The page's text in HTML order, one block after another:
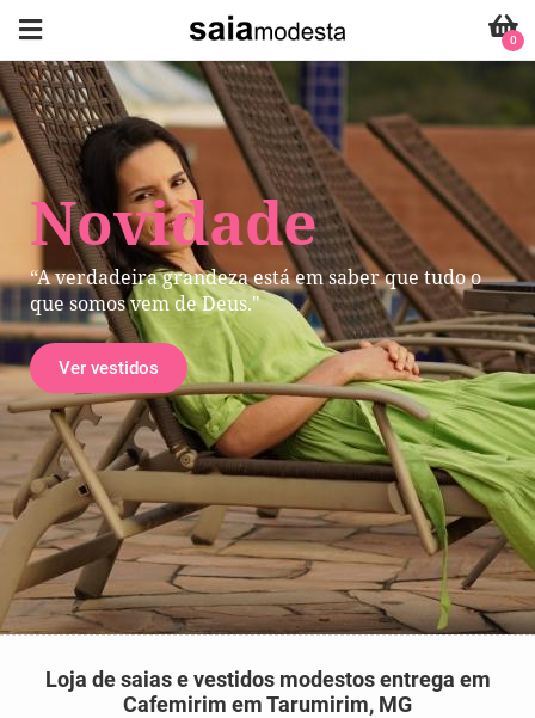
Novidade
“A verdadeira grandeza está em saber que tudo o
que somos vem de Deus."
Ver vestidos
0
Loja de saias e vestidos modestos entrega em
Cafemirim em Tarumirim, MG